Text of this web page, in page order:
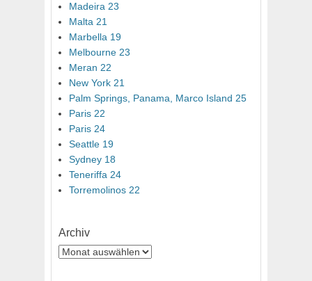
Madeira 23
Malta 21
Marbella 19
Melbourne 23
Meran 22
New York 21
Palm Springs, Panama, Marco Island 25
Paris 22
Paris 24
Seattle 19
Sydney 18
Teneriffa 24
Torremolinos 22
Archiv
Archiv